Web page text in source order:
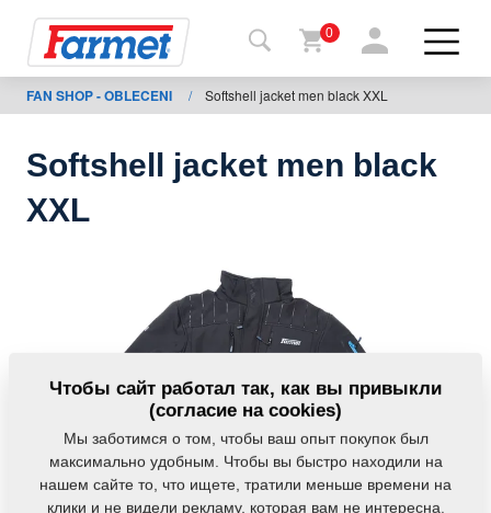
Назад
на
шоп
скачиванию
0
FAN SHOP - OBLECENI / Softshell jacket men black XXL
Softshell jacket men black
XXL
Чтобы сайт работал так, как вы привыкли
(согласие на cookies)
Мы заботимся о том, чтобы ваш опыт покупок был
максимально удобным. Чтобы вы быстро находили на
нашем сайте то, что ищете, тратили меньше времени на
клики и не видели рекламу, которая вам не интересна.